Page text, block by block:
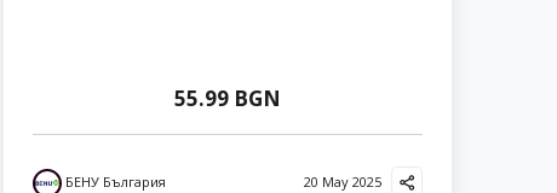
55.99 BGN
БЕНУ България 20 May 2025